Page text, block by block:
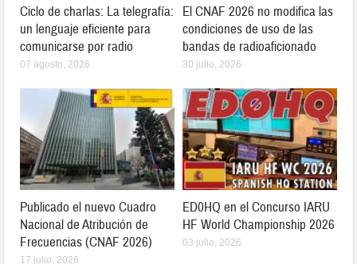
Ciclo de charlas: La telegrafía:
un lenguaje eficiente para
comunicarse por radio
07 agosto, 2026
El CNAF 2026 no modifica las
condiciones de uso de las
bandas de radioaficionado
30 julio, 2026
Publicado el nuevo Cuadro
Nacional de Atribución de
Frecuencias (CNAF 2026)
17 julio, 2026
ED0HQ en el Concurso IARU
HF World Championship 2026
03 julio, 2026